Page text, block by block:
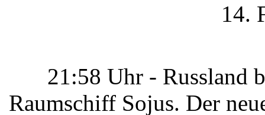
14.
21:58 Uhr - Russland
Raumschiff Sojus. Der